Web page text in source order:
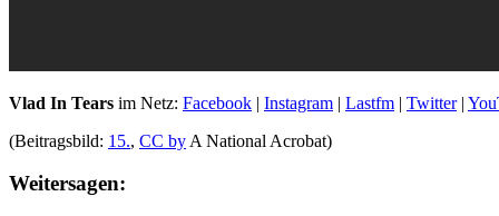
Vlad In Tears im Netz: Facebook | Instagram | Lastfm | Twitter|
(Beitragsbild: 15., CC by A National Acrobat)
Weitersagen: